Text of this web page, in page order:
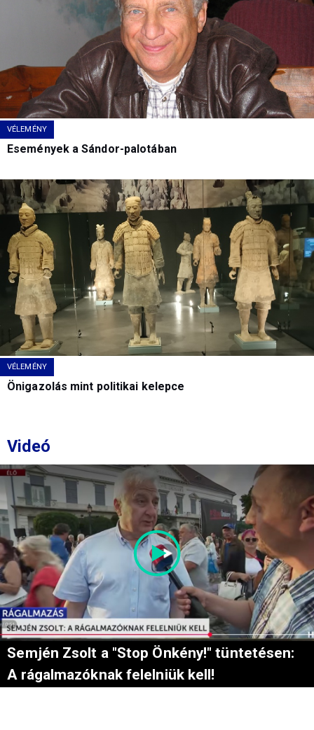
VÉLEMÉNY
Események a Sándor-palotában
VÉLEMÉNY
Önigazolás mint politikai kelepce
Videó
Semjén Zsolt a "Stop Önkény!" tüntetésen:
A rágalmazóknak felelniük kell!